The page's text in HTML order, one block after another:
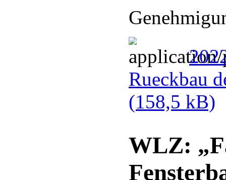
Rueckbau
(158,5 kB)
WLZ: